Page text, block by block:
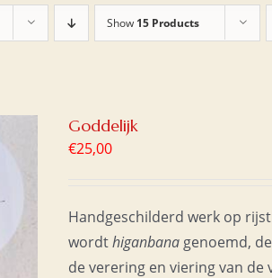
Show 15 Products
Goddelijk
€25,00
Handgeschilderd werk op
wordthiganbana genoemd,
de verering en viering van